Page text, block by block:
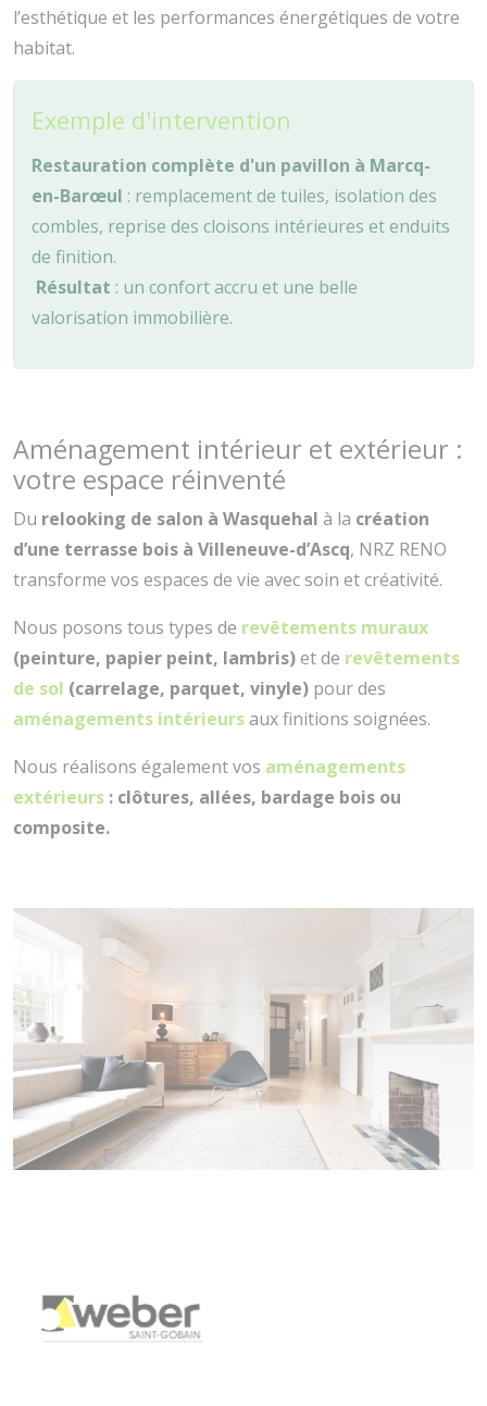
l’esthétique et les performances énergétiques de votre
habitat.
Exemple d'intervention
Restauration complète d'un pavillon à Marcq-
en-Barœul : remplacement de tuiles, isolation des
combles, reprise des cloisons intérieures et enduits
de finition.
Résultat : un confort accru et une belle
valorisation immobilière.
Aménagement intérieur et extérieur :
votre espace réinventé
Du relooking de salon à Wasquehal à la création
d’une terrasse bois à Villeneuve-d’Ascq, NRZ RENO
transforme vos espaces de vie avec soin et créativité.
Nous posons tous types de revêtements muraux
(peinture, papier peint, lambris)et de revêtements
de sol (carrelage, parquet, vinyle) pour des
aménagements intérieursaux finitions soignées.
Nous réalisons également vos aménagements
extérieurs : clôtures, allées, bardage bois ou
composite.